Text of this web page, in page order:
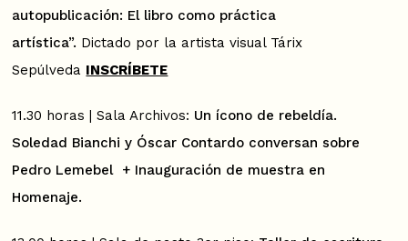
autopublicación: El libro como práctica
artística”. Dictado por la artista visual Tárix
Sepúlveda INSCRÍBETE
11.30 horas | Sala Archivos: Un ícono de rebeldía.
Soledad Bianchi y Óscar Contardo conversan sobre
Pedro Lemebel + Inauguración de muestra en
Homenaje.